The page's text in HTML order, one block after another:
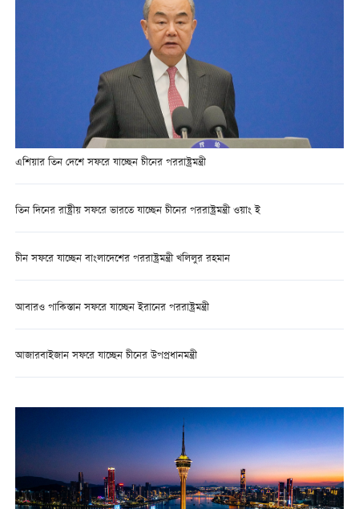
এশিয়ার তিন দেশে সফরে যাচ্ছেন চীনের পররাষ্ট্রমন্ত্রী
তিন দিনের রাষ্ট্রীয় সফরে ভারতে যাচ্ছেন চীনের পররাষ্ট্রমন্ত্রী ওয়াং ই
চীন সফরে যাচ্ছেন বাংলাদেশের পররাষ্ট্রমন্ত্রী খলিলুর রহমান
আবারও পাকিস্তান সফরে যাচ্ছেন ইরানের পররাষ্ট্রমন্ত্রী
আজারবাইজান সফরে যাচ্ছেন চীনের উপপ্রধানমন্ত্রী